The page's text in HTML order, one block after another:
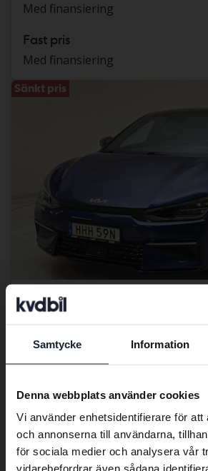
Samtycke Information
Denna webbplats använder cookies
Vi använder enhetsidentifierare för att
och annonserna till användarna,
för sociala medier och analysera vår
vidarebefordrar även sådana
Med finansiering
Fast pris
Med finansiering
Sänkt pris
Certifierad Plus
AWD
2022
3 070 mil
Kvalificerad för elbilspremie
Med finansiering
Preferred language
We have detected that your
Swedish. To better service
abroad we have an English
site (kvdcars.com) that